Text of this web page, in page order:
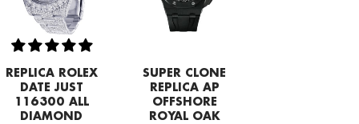
REPLICA ROLEX
DATE JUST
116300 ALL
DIAMOND
SUPER CLONE
REPLICA AP
OFFSHORE
ROYAL OAK